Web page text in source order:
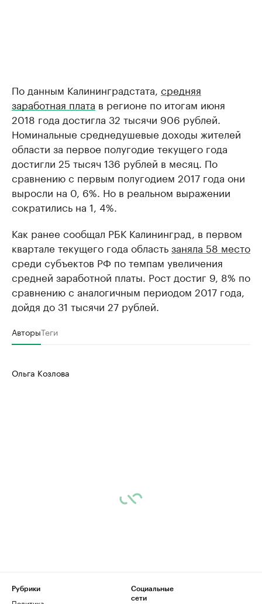
По данным Калининградстата, средняя
заработная плата в регионе по итогам июня
2018 года достигла 32 тысячи 906 рублей.
Номинальные среднедушевые доходы жителей
области за первое полугодие текущего года
достигли 25 тысяч 136 рублей в месяц. ​По
сравнению с первым полугодием 2017 года они
выросли на 0, 6%. Но в реальном выражении
сократились на 1, 4%.
Как ранее сообщал РБК Калининград, в первом
квартале текущего года областьзаняла 58 место
среди субъектов РФ по темпам увеличения
средней заработной платы. Рост достиг 9, 8% по
сравнению с аналогичным периодом 2017 года,
дойдя до 31 тысячи 27 рублей.
АвторыТеги
Ольга Козлова
Рубрики
Социальные
сети